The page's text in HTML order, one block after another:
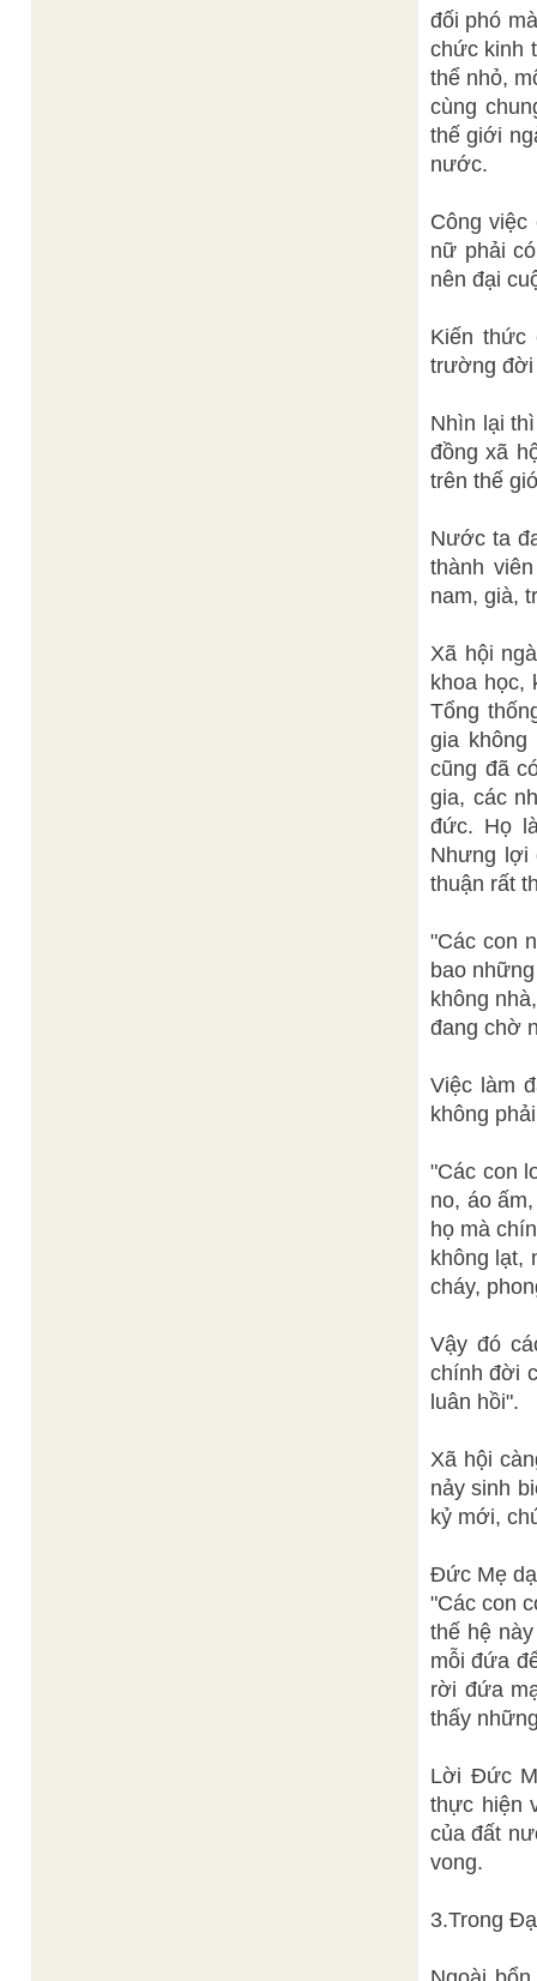
đối phó
chức kinh
thể nhỏ,
cùng
thế giới
nước.
Công
nữ phải
nên đại
Kiến
trường đời
Nhìn lại
đồng xã
trên thế
Nước ta
thành
nam, già,
Xã hội
khoa học,
Tổng
gia không
cũng đã
gia, các
đức. Họ
Nhưng lợi
thuận rất
"Các con
bao
không
đang chờ
Việc làm
không
"Các con
no, áo
họ mà
không lạt,
cháy,
Vậy đó
chính đời
luân hồi".
Xã hội
nảy sinh
kỷ mới,
Đức Mẹ
"Các con
thế hệ
mỗi đứa
rời đứa
thấy
Lời Đức
thực hiện
của đất
vong.
3.Trong